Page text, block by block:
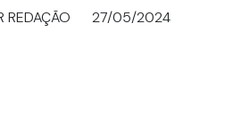
REDAÇÃO 27/05/2024